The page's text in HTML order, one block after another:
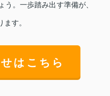
う。一歩踏み出す準備が、
す。
はこちら